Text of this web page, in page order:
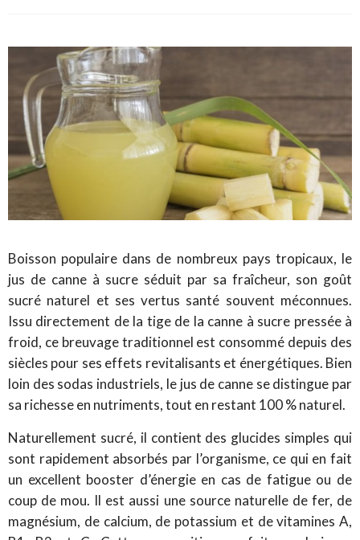
Boisson populaire dans de nombreux pays tropicaux, le
jus de canne à sucre séduit par sa fraîcheur, son goût
sucré naturel et ses vertus santé souvent méconnues.
Issu directement de la tige de la canne à sucre pressée à
froid, ce breuvage traditionnel est consommé depuis des
siècles pour ses effets revitalisants et énergétiques. Bien
loin des sodas industriels, le jus de canne se distingue par
sa richesse en nutriments, tout en restant 100 % naturel.
Naturellement sucré, il contient des glucides simples qui
sont rapidement absorbés par l’organisme, ce qui en fait
un excellent booster d’énergie en cas de fatigue ou de
coup de mou. Il est aussi une source naturelle de fer, de
magnésium, de calcium, de potassium et de vitamines A,